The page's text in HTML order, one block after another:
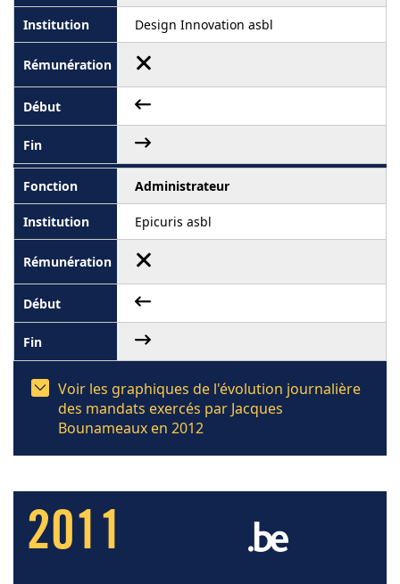
Design Innovation asbl
Administrateur
Epicuris asbl
Voir les graphiques de l'évolution journalière
des mandats exercés par Jacques
Bounameaux en 2012
2011